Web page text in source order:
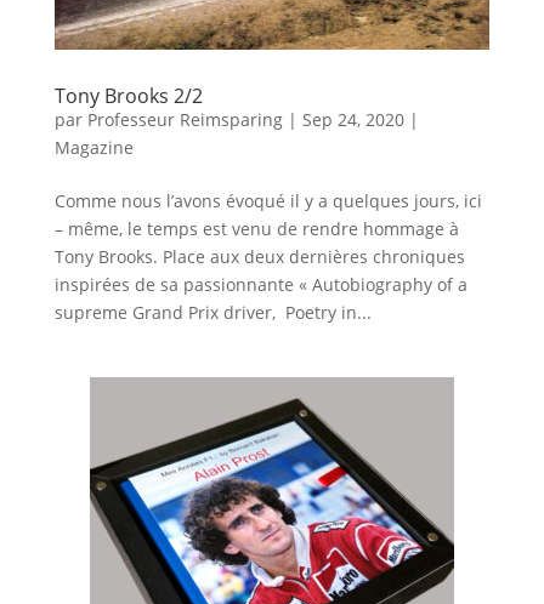
Tony Brooks 2/2
par Professeur Reimsparing| Sep 24, 2020|
Magazine
Comme nous l’avons évoqué il y a quelques jours, ici
– même, le temps est venu de rendre hommage à
Tony Brooks. Place aux deux dernières chroniques
inspirées de sa passionnante « Autobiography of a
supreme Grand Prix driver, Poetry in...